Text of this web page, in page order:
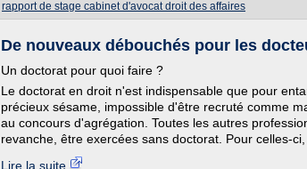
rapport de stage cabinet d'avocat droit des affaires
De nouveaux débouchés pour les
Un doctorat pour quoi faire ?
Le doctorat en droit n'est indispensable que pour
précieux sésame, impossible d'être recruté comme
au concours d'agrégation. Toutes les autres
revanche, être exercées sans doctorat. Pour celles-ci,
Lire la suite